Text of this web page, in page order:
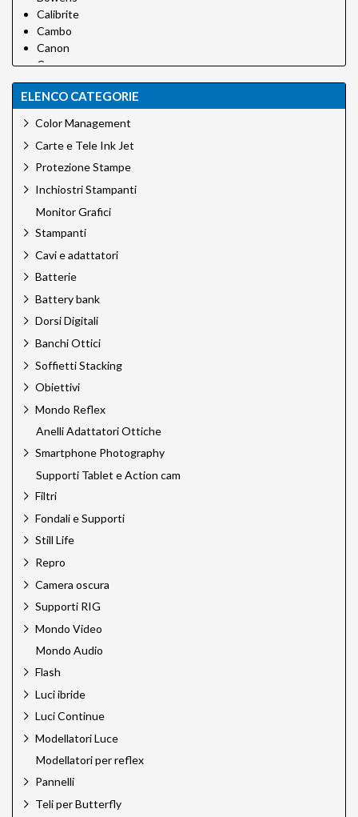
Calibrite
Cambo
Canon
Canson
Canson Infinity
Carpetlight
Cobraunion
Desview
Dinkum
Epson
Epson Ink
Foldit
Green Clean
H&Y Filtri
Hahnemuhle
Hensel
HiGlide
Hoya
Ilford
Jinbei
Jupio
Kaiser
Kaiser Pro
Kodak
Laowa Cine Pro
Lee Filters
Leica Sport Optics
LensGo
Linkstar
Lume Cube
Mamiya
Manfrotto
Mediajet
Megadap
Meking
Multiblitz
Novoflex
ELENCO CATEGORIE
Color Management
Carte e Tele Ink Jet
Protezione Stampe
Inchiostri Stampanti
Monitor Grafici
Stampanti
Cavi e adattatori
Batterie
Battery bank
Dorsi Digitali
Banchi Ottici
Soffietti Stacking
Obiettivi
Mondo Reflex
Anelli Adattatori Ottiche
Smartphone Photography
Supporti Tablet e Action cam
Filtri
Fondali e Supporti
Still Life
Repro
Camera oscura
Supporti RIG
Mondo Video
Mondo Audio
Flash
Luci ibride
Luci Continue
Modellatori Luce
Modellatori per reflex
Pannelli
Teli per Butterfly